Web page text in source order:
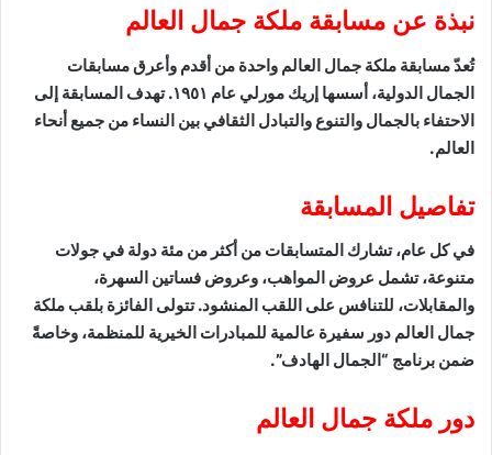
نبذة عن مسابقة ملكة جمال العالم
تُعدّ مسابقة ملكة جمال العالم واحدة من أقدم وأعرق مسابقات
الجمال الدولية، أسسها إريك مورلي عام ١٩٥١. تهدف المسابقة إلى
الاحتفاء بالجمال والتنوع والتبادل الثقافي بين النساء من جميع أنحاء
العالم.
تفاصيل المسابقة
في كل عام، تشارك المتسابقات من أكثر من مئة دولة في جولات
متنوعة، تشمل عروض المواهب، وعروض فساتين السهرة،
والمقابلات، للتنافس على اللقب المنشود. تتولى الفائزة بلقب ملكة
جمال العالم دور سفيرة عالمية للمبادرات الخيرية للمنظمة، وخاصةً
ضمن برنامج “الجمال الهادف”.
دور ملكة جمال العالم